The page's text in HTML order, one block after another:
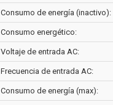
Consumo de energía (inactivo):
Consumo energético:
Voltaje de entrada AC:
Frecuencia de entrada AC:
Consumo de energía (max):